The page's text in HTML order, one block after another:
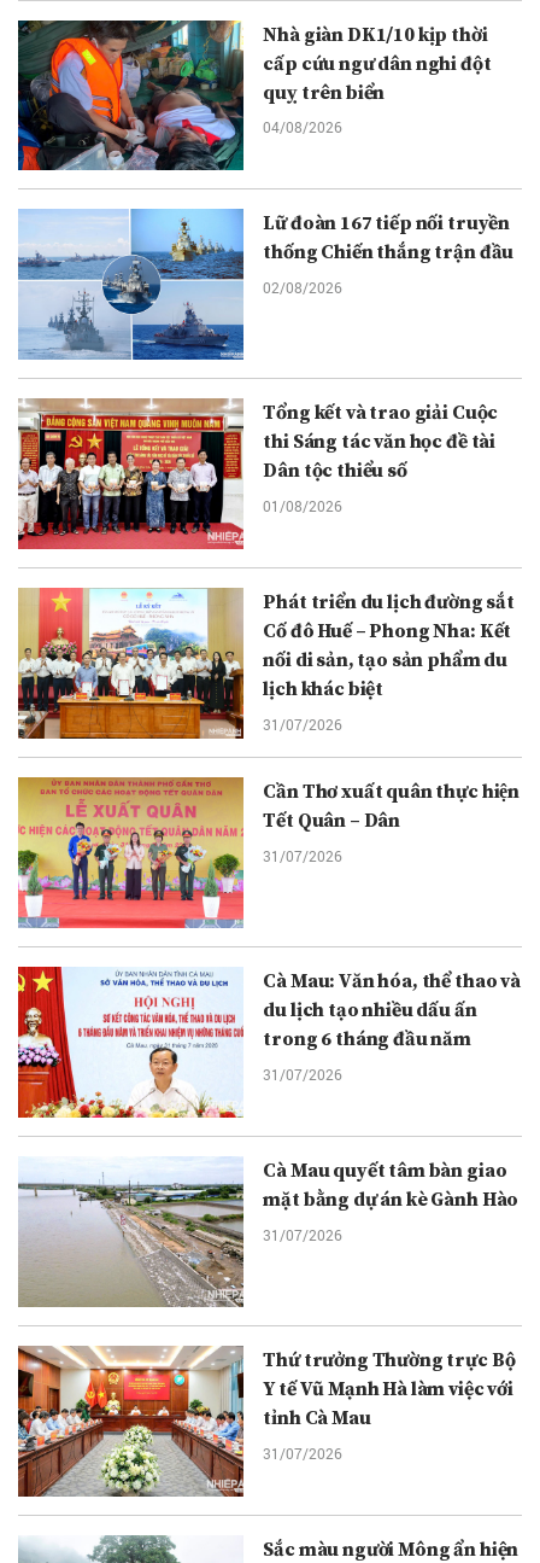
Nhà giàn DK1/10 kịp thời
cấp cứu ngư dân nghi đột
quỵ trên biển
04/08/2026
Lữ đoàn 167 tiếp nối truyền
thống Chiến thắng trận đầu
02/08/2026
Tổng kết và trao giải Cuộc
thi Sáng tác văn học đề tài
Dân tộc thiểu số
01/08/2026
Phát triển du lịch đường sắt
Cố đô Huế – Phong Nha: Kết
nối di sản, tạo sản phẩm du
lịch khác biệt
31/07/2026
Cần Thơ xuất quân thực hiện
Tết Quân – Dân
31/07/2026
Cà Mau: Văn hóa, thể thao và
du lịch tạo nhiều dấu ấn
trong 6 tháng đầu năm
31/07/2026
Cà Mau quyết tâm bàn giao
mặt bằng dự án kè Gành Hào
31/07/2026
Thứ trưởng Thường trực Bộ
Y tế Vũ Mạnh Hà làm việc với
tỉnh Cà Mau
31/07/2026
Sắc màu người Mông ẩn hiện